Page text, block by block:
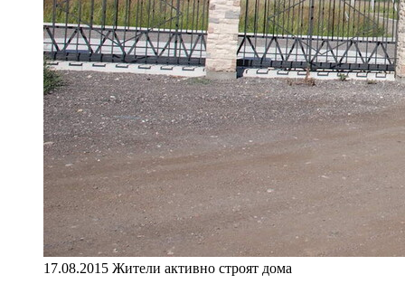
17.08.2015 Жители активно строят дома